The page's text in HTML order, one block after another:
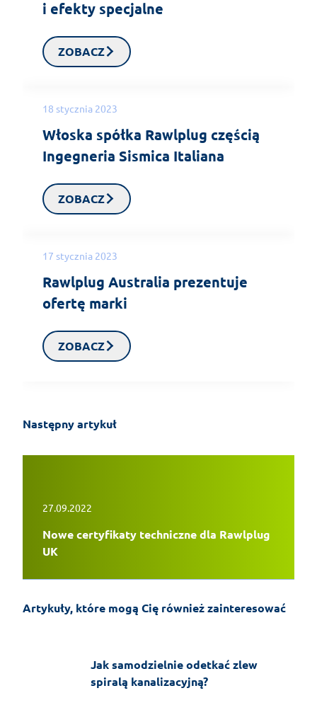
i efekty specjalne
ZOBACZ
18 stycznia 2023
Włoska spółka Rawlplug częścią
Ingegneria Sismica Italiana
ZOBACZ
17 stycznia 2023
Rawlplug Australia prezentuje
ofertę marki
ZOBACZ
Następny artykuł
27.09.2022
Nowe certyfikaty techniczne dla Rawlplug
UK
Artykuły, które mogą Cię również zainteresować
Jak samodzielnie odetkać zlew
spiralą kanalizacyjną?